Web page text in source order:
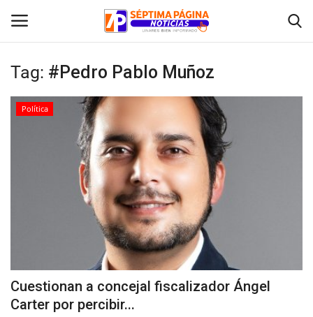
Inicio
Política
Espectáculos
Tag: #Pedro Pablo Muñoz
Política
Cuestionan a concejal fiscalizador Ángel
Carter por percibir...